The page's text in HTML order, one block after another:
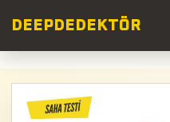
DEEP DEDEKTÖR